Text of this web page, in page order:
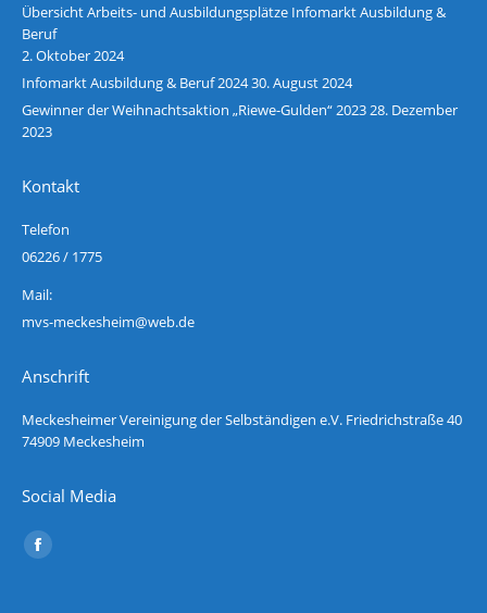
Übersicht Arbeits- und Ausbildungsplätze Infomarkt Ausbildung &
Beruf
2. Oktober 2024
Infomarkt Ausbildung & Beruf 202430. August 2024
Gewinner der Weihnachtsaktion „Riewe-Gulden“ 2023 28. Dezember
2023
Kontakt
Telefon
06226 / 1775
Mail:
mvs-meckesheim@web.de
Anschrift
Meckesheimer Vereinigung der Selbständigen e.V. Friedrichstraße 40
74909 Meckesheim
Social Media
Finden Sie uns auf:
Facebook